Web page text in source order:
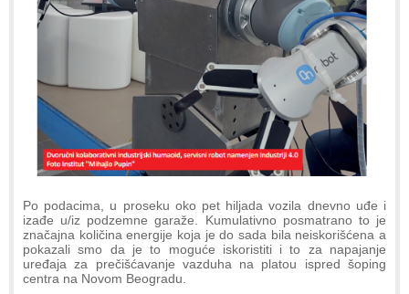
Po podacima, u proseku oko pet hiljada vozila dnevno uđe i
izađe u/iz podzemne garaže. Kumulativno posmatrano to je
značajna količina energije koja je do sada bila neiskorišćena a
pokazali smo da je to moguće iskoristiti i to za napajanje
uređaja za prečišćavanje vazduha na platou ispred šoping
centra na Novom Beogradu.